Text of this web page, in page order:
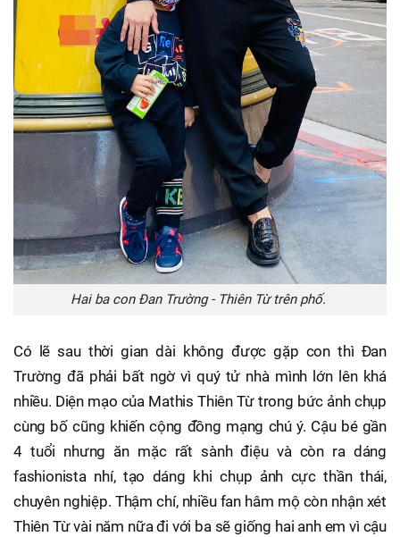
Hai ba con Đan Trường - Thiên Từ trên phố.
Có lẽ sau thời gian dài không được gặp con thì Đan
Trường đã phải bất ngờ vì quý tử nhà mình lớn lên khá
nhiều. Diện mạo của Mathis Thiên Từ trong bức ảnh chụp
cùng bố cũng khiến cộng đồng mạng chú ý. Cậu bé gần
4 tuổi nhưng ăn mặc rất sành điệu và còn ra dáng
fashionista nhí, tạo dáng khi chụp ảnh cực thần thái,
chuyên nghiệp. Thậm chí, nhiều fan hâm mộ còn nhận xét
Thiên Từ vài năm nữa đi với ba sẽ giống hai anh em vì cậu